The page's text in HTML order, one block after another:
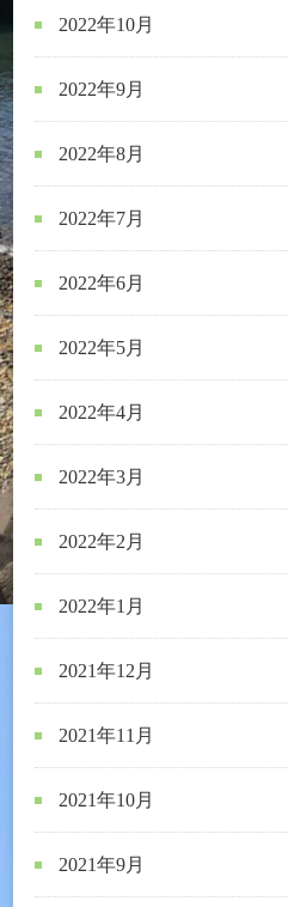
2022年10月
2022年9月
2022年8月
2022年7月
2022年6月
2022年5月
2022年4月
2022年3月
2022年2月
2022年1月
2021年12月
2021年11月
2021年10月
2021年9月